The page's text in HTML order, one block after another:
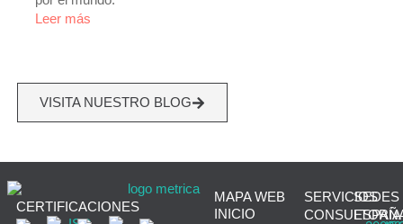
Leer más
VISITA NUESTRO BLOG
CERTIFICACIONES
MAPA WEB
INICIO
SERVICIOS
CONSULTORÍA
SEDES